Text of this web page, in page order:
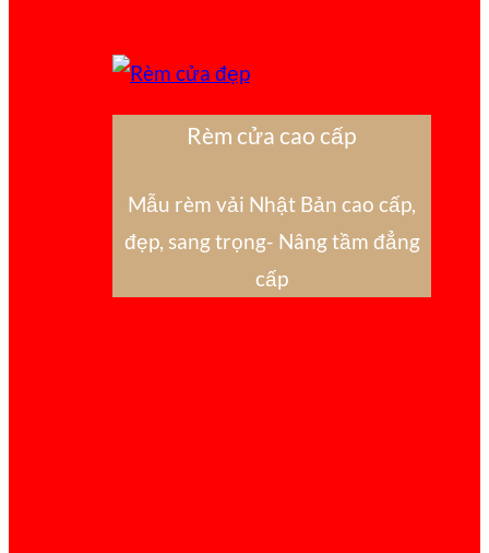
Rèm cửa cao cấp
Mẫu rèm vải Nhật Bản cao cấp,
đẹp, sang trọng- Nâng tầm đẳng
cấp